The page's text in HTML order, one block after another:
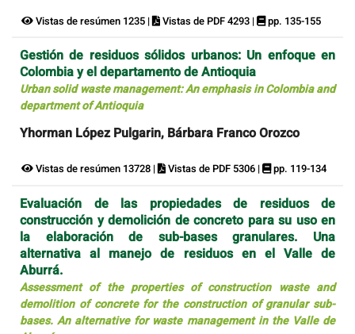
Vistas de resúmen 1235 | Vistas de PDF 4293 | pp. 135-155
Gestión de residuos sólidos urbanos: Un enfoque en
Colombia y el departamento de Antioquia
Urban solid waste management: An emphasis in Colombia and
department of Antioquia
Yhorman López Pulgarin, Bárbara Franco Orozco
Vistas de resúmen 13728 | Vistas de PDF 5306 | pp. 119-134
Evaluación de las propiedades de residuos de
construcción y demolición de concreto para su uso en
la elaboración de sub-bases granulares. Una
alternativa al manejo de residuos en el Valle de
Aburrá.
Assessment of the properties of construction waste and
demolition of concrete for the construction of granular sub-
bases. An alternative for waste management in the Valle de